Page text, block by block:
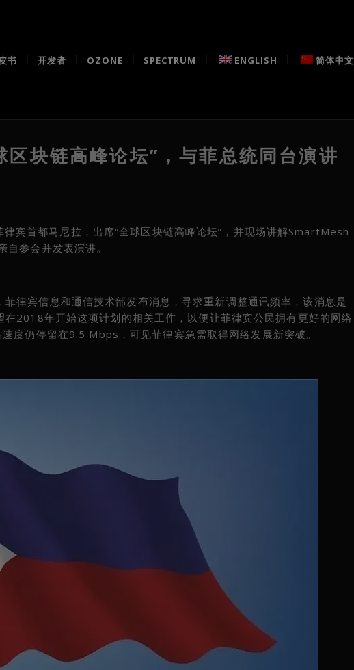
书 开发者 OZONE SPECTRUM ENGLISH 简体中文
块链高峰论坛”，与菲总统同台演讲
宾首都马尼拉，出席“全球区块链高峰论坛”，并现场讲解SmartMesh
参会并发表演讲。
律宾信息和通信技术部发布消息，寻求重新调整通讯频率，该消息是
2018年开始这项计划的相关工作，以便让菲律宾公民拥有更好的网络
度仍停留在9.5 Mbps，可见菲律宾急需取得网络发展新突破。